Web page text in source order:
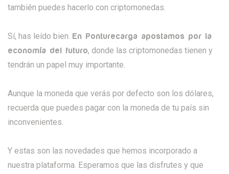
también puedes hacerlo con criptomonedas.
Sí, has leído bien. En Ponturecarga apostamos por la
economía del futuro, donde las criptomonedas tienen y
tendrán un papel muy importante.
Aunque la moneda que verás por defecto son los dólares,
recuerda que puedes pagar con la moneda de tu país sin
inconvenientes.
Y estas son las novedades que hemos incorporado a
nuestra plataforma. Esperamos que las disfrutes y que